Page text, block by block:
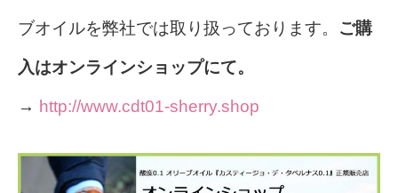
ブオイルを弊社では取り扱っております。 ご購
入はオンラインショップにて。
→ http://www.cdt01-sherry.shop